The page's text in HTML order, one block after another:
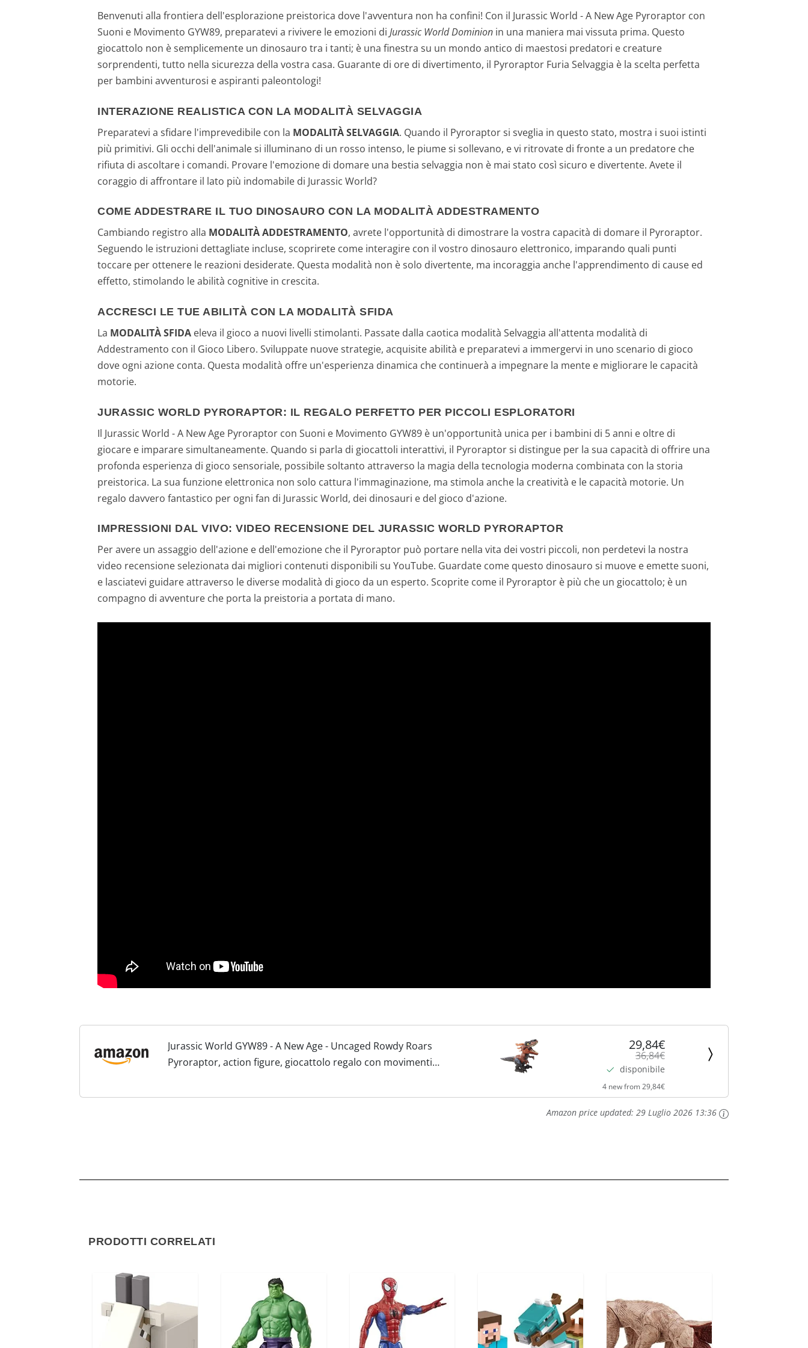
,
8
4
.
Benvenuti alla frontiera dell'esplorazione preistorica dove l'avventura non ha confini! Con il Jurassic World - A New Age Pyroraptor con
Suoni e Movimento GYW89, preparatevi a rivivere le emozioni di Jurassic World Dominion in una maniera mai vissuta prima. Questo
giocattolo non è semplicemente un dinosauro tra i tanti; è una finestra su un mondo antico di maestosi predatori e creature
sorprendenti, tutto nella sicurezza della vostra casa. Guarante di ore di divertimento, il Pyroraptor Furia Selvaggia è la scelta perfetta
per bambini avventurosi e aspiranti paleontologi!
INTERAZIONE REALISTICA CON LA MODALITÀ SELVAGGIA
Preparatevi a sfidare l'imprevedibile con la MODALITÀ SELVAGGIA. Quando il Pyroraptor si sveglia in questo stato, mostra i suoi istinti
più primitivi. Gli occhi dell'animale si illuminano di un rosso intenso, le piume si sollevano, e vi ritrovate di fronte a un predatore che
rifiuta di ascoltare i comandi. Provare l'emozione di domare una bestia selvaggia non è mai stato così sicuro e divertente. Avete il
coraggio di affrontare il lato più indomabile di Jurassic World?
COME ADDESTRARE IL TUO DINOSAURO CON LA MODALITÀ ADDESTRAMENTO
Cambiando registro alla MODALITÀ ADDESTRAMENTO, avrete l'opportunità di dimostrare la vostra capacità di domare il Pyroraptor.
Seguendo le istruzioni dettagliate incluse, scoprirete come interagire con il vostro dinosauro elettronico, imparando quali punti
toccare per ottenere le reazioni desiderate. Questa modalità non è solo divertente, ma incoraggia anche l'apprendimento di cause ed
effetto, stimolando le abilità cognitive in crescita.
ACCRESCI LE TUE ABILITÀ CON LA MODALITÀ SFIDA
La MODALITÀ SFIDA eleva il gioco a nuovi livelli stimolanti. Passate dalla caotica modalità Selvaggia all'attenta modalità di
Addestramento con il Gioco Libero. Sviluppate nuove strategie, acquisite abilità e preparatevi a immergervi in uno scenario di gioco
dove ogni azione conta. Questa modalità offre un'esperienza dinamica che continuerà a impegnare la mente e migliorare le capacità
motorie.
JURASSIC WORLD PYRORAPTOR: IL REGALO PERFETTO PER PICCOLI ESPLORATORI
Il Jurassic World - A New Age Pyroraptor con Suoni e Movimento GYW89 è un'opportunità unica per i bambini di 5 anni e oltre di
giocare e imparare simultaneamente. Quando si parla di giocattoli interattivi, il Pyroraptor si distingue per la sua capacità di offrire una
profonda esperienza di gioco sensoriale, possibile soltanto attraverso la magia della tecnologia moderna combinata con la storia
preistorica. La sua funzione elettronica non solo cattura l'immaginazione, ma stimola anche la creatività e le capacità motorie. Un
regalo davvero fantastico per ogni fan di Jurassic World, dei dinosauri e del gioco d'azione.
IMPRESSIONI DAL VIVO: VIDEO RECENSIONE DEL JURASSIC WORLD PYRORAPTOR
Per avere un assaggio dell'azione e dell'emozione che il Pyroraptor può portare nella vita dei vostri piccoli, non perdetevi la nostra
video recensione selezionata dai migliori contenuti disponibili su YouTube. Guardate come questo dinosauro si muove e emette suoni,
e lasciatevi guidare attraverso le diverse modalità di gioco da un esperto. Scoprite come il Pyroraptor è più che un giocattolo; è un
compagno di avventure che porta la preistoria a portata di mano.
Jurassic World GYW89 - A New Age - Uncaged Rowdy Roars
Pyroraptor, action figure, giocattolo regalo con movimenti
29,84€
36,84€
disponibile
4 new from 29,84€
Amazon price updated: 29 Luglio 2026 13:36
PRODOTTI CORRELATI